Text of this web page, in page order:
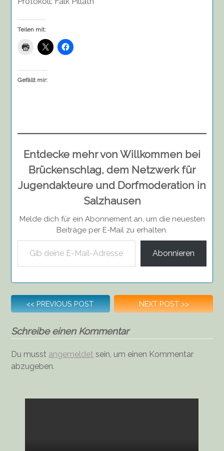
Teilen mit:
Gefällt mir:
Entdecke mehr von Willkommen bei
Brückenschlag, dem Netzwerk für
Jugendakteure und Dorfmoderation in
Salzhausen
Melde dich für ein Abonnement an, um die neuesten
Beiträge per E-Mail zu erhalten.
Gib deine E-Mail-Adresse ein ...
Abonnieren
Beitragsnavigation
<< PREVIOUS POST NEXT POST >>
Schreibe einen Kommentar
Du musst angemeldet sein, um einen Kommentar
abzugeben.